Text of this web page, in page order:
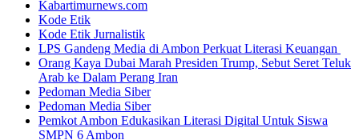
Kabartimurnews.com
Kode Etik
Kode Etik Jurnalistik
LPS Gandeng Media di Ambon Perkuat Literasi Keuangan
Orang Kaya Dubai Marah Presiden Trump, Sebut Seret Teluk
Arab ke Dalam Perang Iran
Pedoman Media Siber
Pedoman Media Siber
Pemkot Ambon Edukasikan Literasi Digital Untuk Siswa
SMPN 6 Ambon